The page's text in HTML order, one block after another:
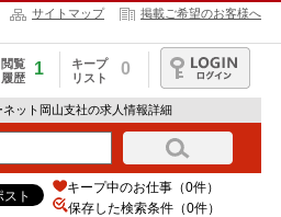
サイトマップ 掲載ご希望のお客様へ
閲覧
履歴
1
キープ
リスト
0
ログイン
ット岡山支社の求人情報詳細
キープ中のお仕事（0件）
保存した検索条件（0件）